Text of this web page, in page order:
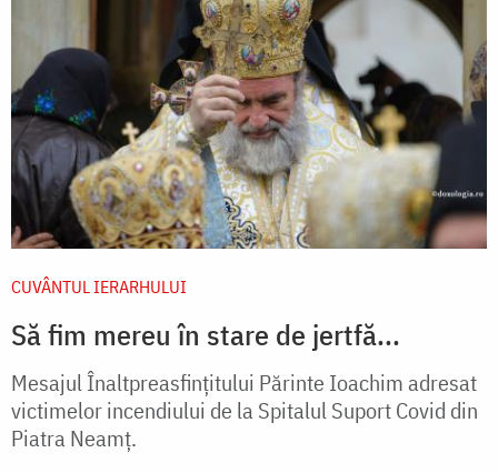
CUVÂNTUL IERARHULUI
Să fim mereu în stare de jertfă...
Mesajul Înaltpreasfințitului Părinte Ioachim adresat
victimelor incendiului de la Spitalul Suport Covid din
Piatra Neamț.